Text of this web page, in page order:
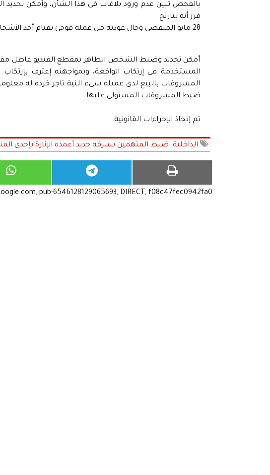
بالفحص تبين عدم ورود بلاغات فى هذا الشأن، وأمكن تحديد
قرر أنه بتاريخ
28 مايو المنقضى وحال عودته من عمله فوجئ بقيام أحد الأشخاص بسرقة حديد أعمدة الإنارة بالمنطقة المشار إليها.
أمكن تحديد وضبط الشخص الظاهر بمقطع الفيديو عاطل
المستخدمة فى إرتكاب الواقعة، وبمواجهته إعترف بإرتكاب
المسروقات بالبيع لدى عميله سىء النية تاجر خردة له
ضبط المسروقات المستولى عليها.
تم إتخاذ الإجراءات القانونية.
الداخلية: ضبط المتهمين بسرقة حديد أعمدة الإنارة بإحدى
pub-6546128129065693, DIRECT, f08c47fec0942fa0